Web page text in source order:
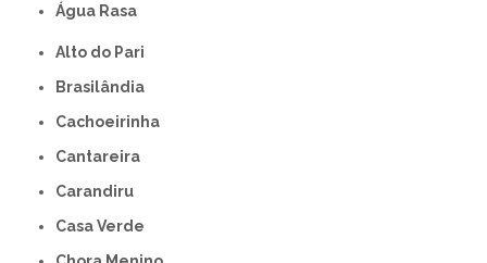
Água Rasa
Alto do Pari
Brasilândia
Cachoeirinha
Cantareira
Carandiru
Casa Verde